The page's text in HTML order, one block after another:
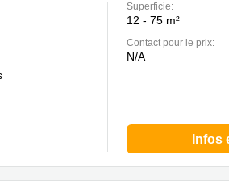
Superficie:
12 - 75 m²
Contact pour le prix:
N/A
Infos